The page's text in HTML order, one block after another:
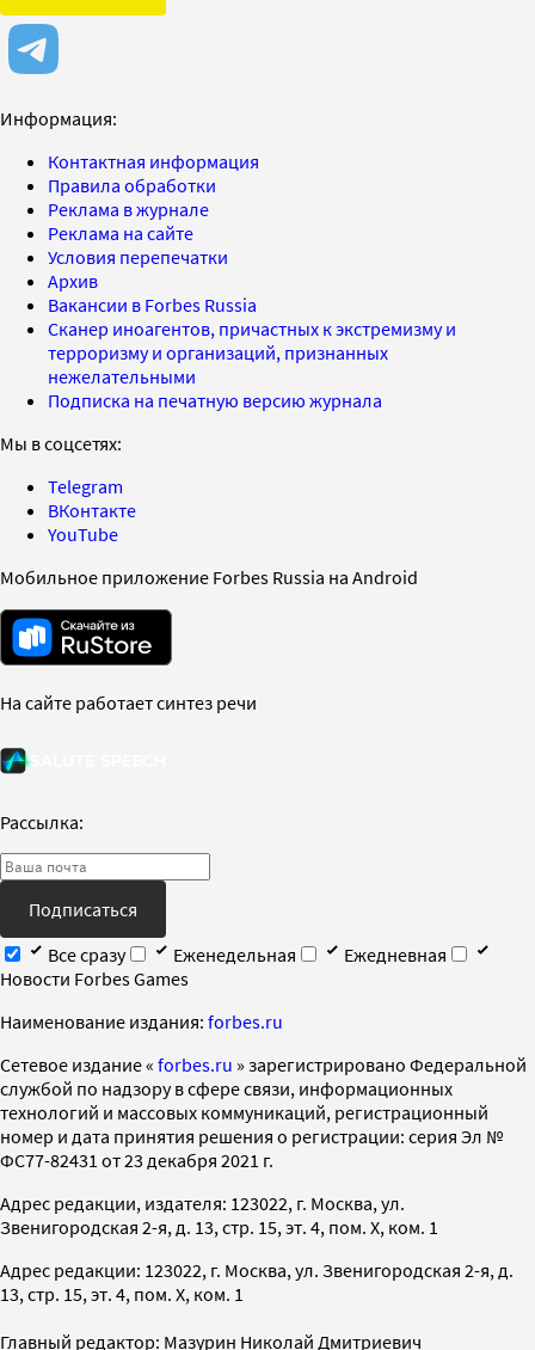
Информация:
Контактная информация
Правила обработки
Реклама в журнале
Реклама на сайте
Условия перепечатки
Архив
Вакансии в Forbes Russia
Сканер иноагентов, причастных к экстремизму и
терроризму и организаций, признанных
нежелательными
Подписка на печатную версию журнала
Мы в соцсетях:
Telegram
ВКонтакте
YouTube
Мобильное приложение Forbes Russia на Android
На сайте работает синтез речи
Рассылка:
Подписаться
Все сразу
Еженедельная
Ежедневная
Новости Forbes Games
Наименование издания: forbes.ru
Cетевое издание « forbes.ru » зарегистрировано Федеральной
службой по надзору в сфере связи, информационных
технологий и массовых коммуникаций, регистрационный
номер и дата принятия решения о регистрации: серия Эл №
ФС77-82431 от 23 декабря 2021 г.
Адрес редакции, издателя: 123022, г. Москва, ул.
Звенигородская 2-я, д. 13, стр. 15, эт. 4, пом. X, ком. 1
Адрес редакции: 123022, г. Москва, ул. Звенигородская 2-я, д.
13, стр. 15, эт. 4, пом. X, ком. 1
Главный редактор: Мазурин Николай Дмитриевич